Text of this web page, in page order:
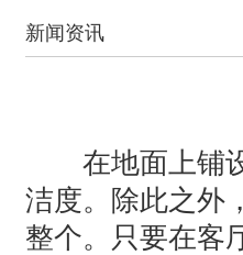
新闻资讯
在地面上铺设
洁度。除此之外
整个。只要在客